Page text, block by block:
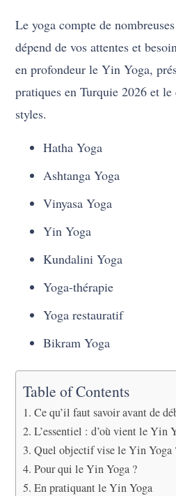
Le yoga compte de
dépend de vos attentes et
en profondeur le Yin Yoga,
pratiques en Turquie 2026 et
styles.
Hatha Yoga
Ashtanga Yoga
Vinyasa Yoga
Yin Yoga
Kundalini Yoga
Yoga-thérapie
Yoga restauratif
Bikram Yoga
Table of Contents
Ce qu’il faut savoir avant de
L’essentiel : d’où vient le Yin
Quel objectif vise le Yin Yoga
Pour qui le Yin Yoga ?
En pratiquant le Yin Yoga